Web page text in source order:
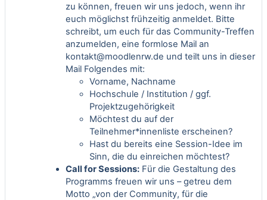
zu können, freuen wir uns jedoch, wenn ihr
euch möglichst frühzeitig anmeldet. Bitte
schreibt, um euch für das Community-Treffen
anzumelden, eine formlose Mail an
kontakt@moodlenrw.de und teilt uns in dieser
Mail Folgendes mit:
Vorname, Nachname
Hochschule / Institution / ggf.
Projektzugehörigkeit
Möchtest du auf der
Teilnehmer*innenliste erscheinen?
Hast du bereits eine Session-Idee im
Sinn, die du einreichen möchtest?
Call for Sessions: Für die Gestaltung des
Programms freuen wir uns – getreu dem
Motto „von der Community, für die